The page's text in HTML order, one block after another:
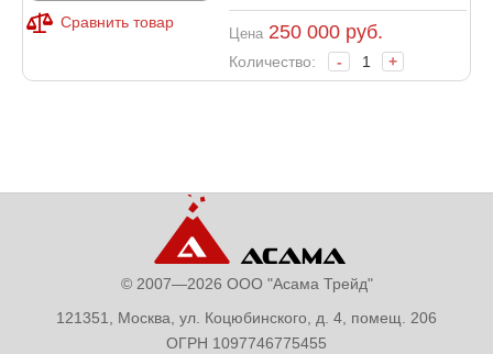
Сравнить товар
Цена 250 000 руб.
Количество: - +
© 2007—2026 ООО "Асама Трейд"
121351, Москва, ул. Коцюбинского, д. 4, помещ. 206
ОГРН 1097746775455